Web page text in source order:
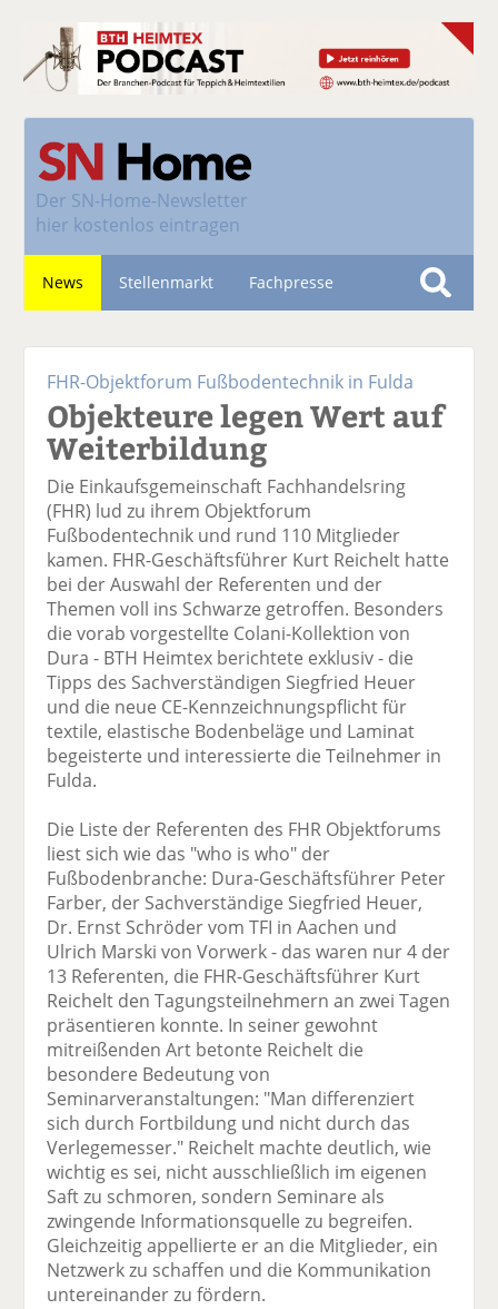
Der SN-Home-Newsletter
hier kostenlos eintragen
News Stellenmarkt Fachpresse
S
e
FHR-Objektforum Fußbodentechnik in Fulda
Objekteure legen Wert auf
Weiterbildung
Die Einkaufsgemeinschaft Fachhandelsring
(FHR) lud zu ihrem Objektforum
Fußbodentechnik und rund 110 Mitglieder
kamen. FHR-Geschäftsführer Kurt Reichelt hatte
bei der Auswahl der Referenten und der
Themen voll ins Schwarze getroffen. Besonders
die vorab vorgestellte Colani-Kollektion von
Dura - BTH Heimtex berichtete exklusiv - die
Tipps des Sachverständigen Siegfried Heuer
und die neue CE-Kennzeichnungspflicht für
textile, elastische Bodenbeläge und Laminat
begeisterte und interessierte die Teilnehmer in
Fulda.
Die Liste der Referenten des FHR Objektforums
liest sich wie das "who is who" der
Fußbodenbranche: Dura-Geschäftsführer Peter
Farber, der Sachverständige Siegfried Heuer,
Dr. Ernst Schröder vom TFI in Aachen und
Ulrich Marski von Vorwerk - das waren nur 4 der
13 Referenten, die FHR-Geschäftsführer Kurt
Reichelt den Tagungsteilnehmern an zwei Tagen
präsentieren konnte. In seiner gewohnt
mitreißenden Art betonte Reichelt die
besondere Bedeutung von
Seminarveranstaltungen: "Man differenziert
sich durch Fortbildung und nicht durch das
Verlegemesser." Reichelt machte deutlich, wie
wichtig es sei, nicht ausschließlich im eigenen
Saft zu schmoren, sondern Seminare als
zwingende Informationsquelle zu begreifen.
Gleichzeitig appellierte er an die Mitglieder, ein
Netzwerk zu schaffen und die Kommunikation
untereinander zu fördern.